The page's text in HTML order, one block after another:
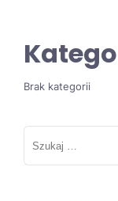
Brak kategorii
Szukaj: